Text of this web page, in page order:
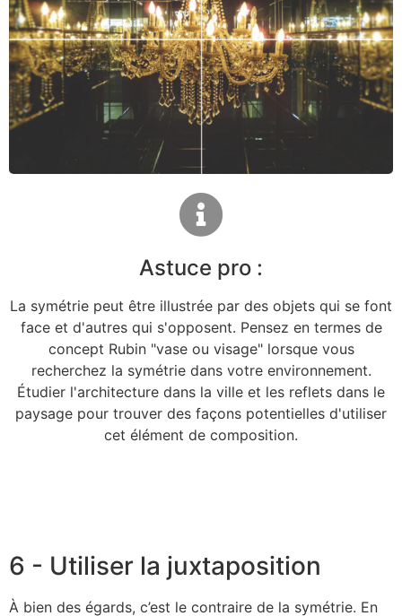
Astuce pro :
La symétrie peut être illustrée par des objets qui se font
face et d'autres qui s'opposent. Pensez en termes de
concept Rubin "vase ou visage" lorsque vous
recherchez la symétrie dans votre environnement.
Étudier l'architecture dans la ville et les reflets dans le
paysage pour trouver des façons potentielles d'utiliser
cet élément de composition.
6 - Utiliser la juxtaposition
À bien des égards, c’est le contraire de la symétrie. En